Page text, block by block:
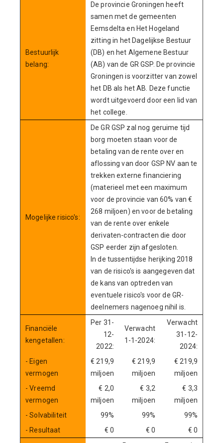
Bestuurlijk
belang:
De provincie Groningen heeft
samen met de gemeenten
Eemsdelta en Het Hogeland
zitting in het Dagelijkse Bestuur
(DB) en het Algemene Bestuur
(AB) van de GR GSP. De provincie
Groningen is voorzitter van zowel
het DB als het AB. Deze functie
wordt uitgevoerd door een lid van
het college.
Mogelijke risico's:
De GR GSP zal nog geruime tijd
borg moeten staan voor de
betaling van de rente over en
aflossing van door GSP NV aan te
trekken externe financiering
(materieel met een maximum
voor de provincie van 60% van €
268 miljoen) en voor de betaling
van de rente over enkele
derivaten-contracten die door
GSP eerder zijn afgesloten.
In de tussentijdse herijking 2018
van de risico's is aangegeven dat
de kans van optreden van
eventuele risico's voor de GR-
deelnemers nagenoeg nihil is.
Financiële
kengetallen:
Per 31-
12-
2022:
Verwacht
1-1-2024:
Verwacht
31-12-
2024:
- Eigen
vermogen
€ 219,9
miljoen
€ 219,9
miljoen
€ 219,9
miljoen
- Vreemd
vermogen
€ 2,0
miljoen
€ 3,2
miljoen
€ 3,3
miljoen
- Solvabiliteit
99% 99%
99%
- Resultaat
€ 0 € 0
€ 0